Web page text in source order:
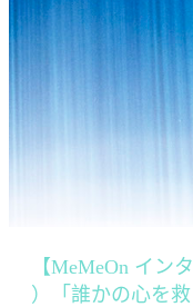
【MeMeOn イン
）「誰かの心を